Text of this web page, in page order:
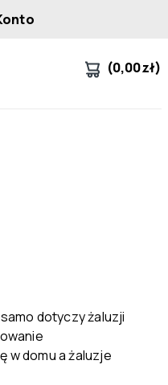
(0,00zł)
dotyczy żaluzji
w domu a żaluzje